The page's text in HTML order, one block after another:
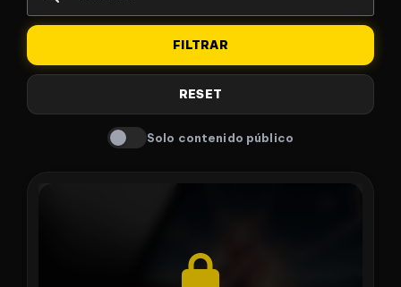
FILTRAR
RESET
Solo contenido público